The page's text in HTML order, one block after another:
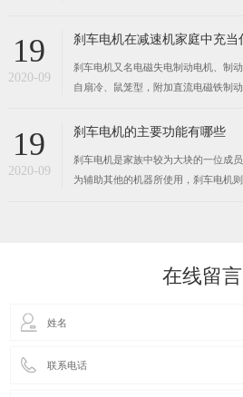
各个领域都能见到其身影。 交流刹车电机结构复杂，造价比较
19
2020-09
刹车电机在减速机家庭中充当
刹车电机又名电磁失电制动电机、制
自扇冷、鼠笼型，附加直流电磁铁制
整流器，整流后的电压为99V，170V
电
19
2020-09
刹车电机的主要功能有哪些
刹车电机是家族中较为大块的一位成
为辅助其他的机器所使用，刹车电机
在线留言